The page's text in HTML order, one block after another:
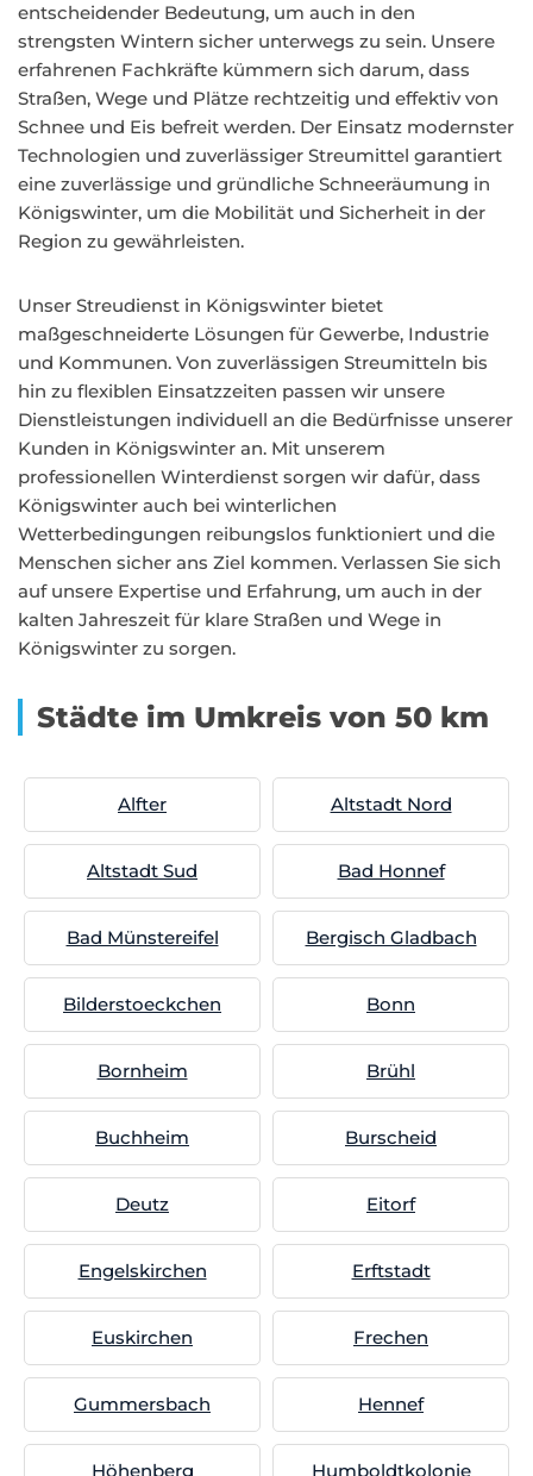
entscheidender Bedeutung, um auch in den
strengsten Wintern sicher unterwegs zu sein. Unsere
erfahrenen Fachkräfte kümmern sich darum, dass
Straßen, Wege und Plätze rechtzeitig und effektiv von
Schnee und Eis befreit werden. Der Einsatz modernster
Technologien und zuverlässiger Streumittel garantiert
eine zuverlässige und gründliche Schneeräumung in
Königswinter, um die Mobilität und Sicherheit in der
Region zu gewährleisten.
Unser Streudienst in Königswinter bietet
maßgeschneiderte Lösungen für Gewerbe, Industrie
und Kommunen. Von zuverlässigen Streumitteln bis
hin zu flexiblen Einsatzzeiten passen wir unsere
Dienstleistungen individuell an die Bedürfnisse unserer
Kunden in Königswinter an. Mit unserem
professionellen Winterdienst sorgen wir dafür, dass
Königswinter auch bei winterlichen
Wetterbedingungen reibungslos funktioniert und die
Menschen sicher ans Ziel kommen. Verlassen Sie sich
auf unsere Expertise und Erfahrung, um auch in der
kalten Jahreszeit für klare Straßen und Wege in
Königswinter zu sorgen.
Städte im Umkreis von 50 km
Alfter Altstadt Nord
Altstadt Sud Bad Honnef
Bad Münstereifel Bergisch Gladbach
Bilderstoeckchen Bonn
Bornheim Brühl
Buchheim Burscheid
Deutz Eitorf
Engelskirchen Erftstadt
Euskirchen Frechen
Gummersbach Hennef
Höhenberg Humboldtkolonie